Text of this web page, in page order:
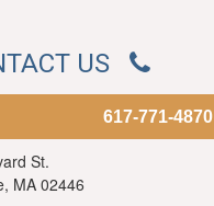
US
617-771-4870
St.
MA 02446